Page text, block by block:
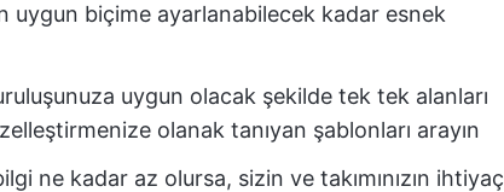
uygun biçime ayarlanabilecek kadar esnek
uygun olacak şekilde tek tek alanları
olanak tanıyan şablonları arayın
ne kadar az olursa, sizin ve takımınızın ihtiyaç